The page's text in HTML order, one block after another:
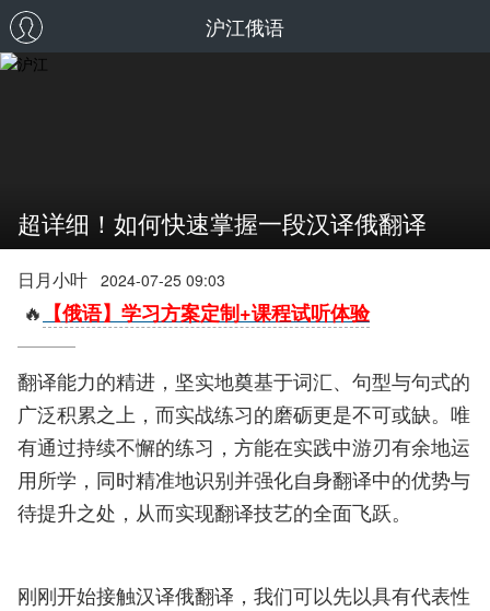
沪江俄语
超详细！如何快速掌握一段汉译俄翻译
日月小叶 2024-07-25 09:03
🔥 【俄语】学习方案定制+课程试听体验
翻译能力的精进，坚实地奠基于词汇、句型与句式的
广泛积累之上，而实战练习的磨砺更是不可或缺。唯
有通过持续不懈的练习，方能在实践中游刃有余地运
用所学，同时精准地识别并强化自身翻译中的优势与
待提升之处，从而实现翻译技艺的全面飞跃。
刚刚开始接触汉译俄翻译，我们可以先以具有代表性